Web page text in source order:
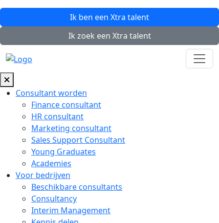
Ik ben een Xtra talent
Ik zoek een Xtra talent
Consultant worden
Finance consultant
HR consultant
Marketing consultant
Sales Support Consultant
Young Graduates
Academies
Voor bedrijven
Beschikbare consultants
Consultancy
Interim Management